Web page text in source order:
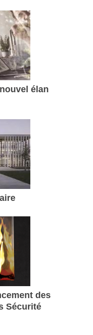
élan
des
Sécurité